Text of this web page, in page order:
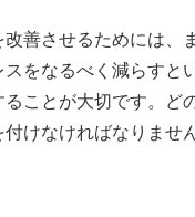
善させるためには、
をなるべく減らすと
ことが大切です。
けなければなりません